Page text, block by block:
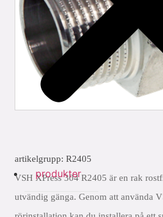
produkter
artikelgrupp: R2405
VSH XPress 304 R2405 är en rak
utvändig gänga. Genom att använda